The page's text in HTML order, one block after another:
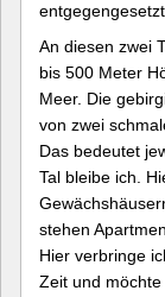
An diesen zwei
bis 500 Meter
Meer. Die
von zwei
Das bedeutet
Tal bleibe ich.
stehen
Hier verbringe
Zeit und